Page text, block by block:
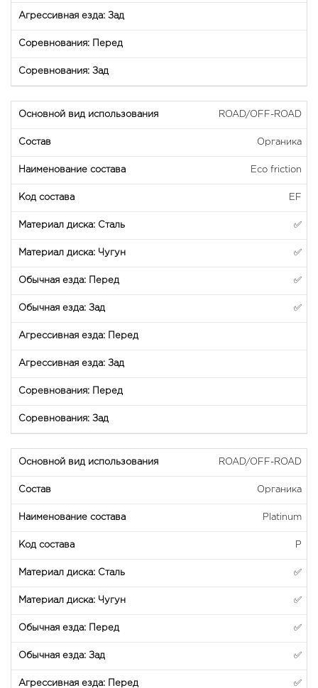
ROAD/OFF-ROAD
Органика
Eco friction
EF
✅
✅
✅
✅
ROAD/OFF-ROAD
Органика
Platinum
P
✅
✅
✅
✅
✅